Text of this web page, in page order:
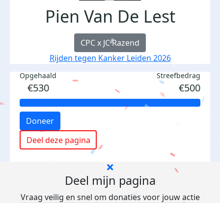
Pien Van De Lest
CPC x JC Razend
Rijden tegen Kanker Leiden 2026
Opgehaald
€530
Streefbedrag
€500
Doneer
Deel deze pagina
Deel mijn pagina
Vraag veilig en snel om donaties voor jouw actie